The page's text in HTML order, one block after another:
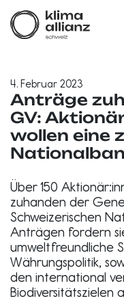
4. Februar 2023
Anträge
GV:
wollen eine
Über 150
zuhanden der
Schweizerischen
Anträgen fordern
umweltfreundliche
Währungspolitik,
den international
Biodiversitätszielen